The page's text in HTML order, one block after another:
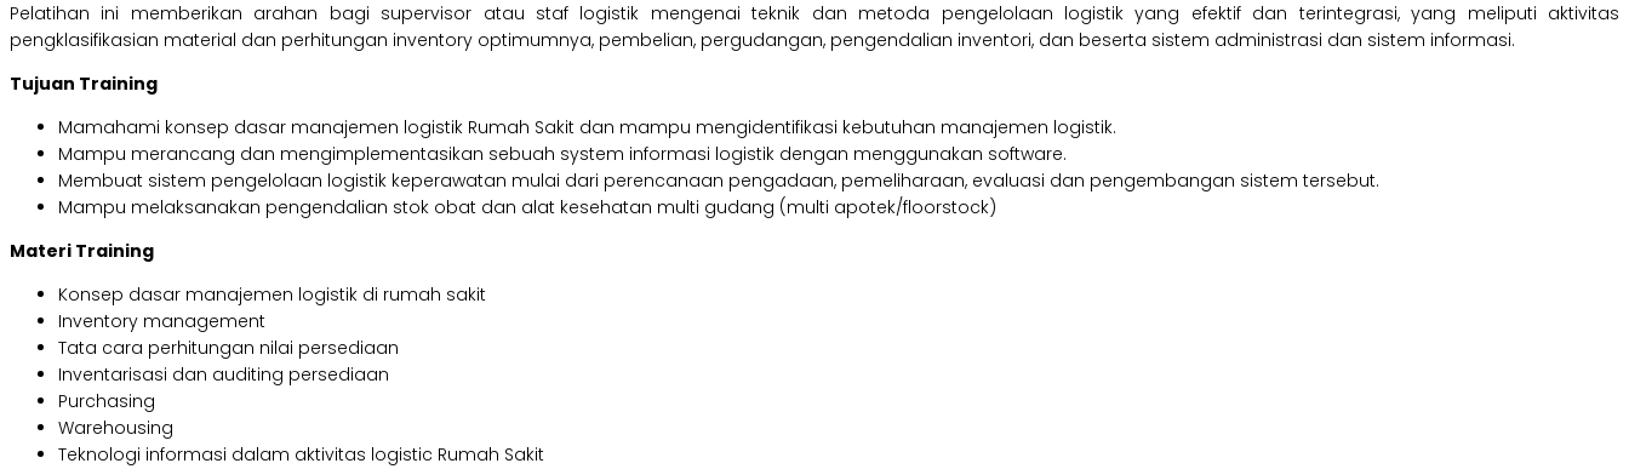
Pelatihan ini memberikan arahan bagi supervisor atau staf logistik mengenai teknik dan metoda pengelolaan logistik yang efektif dan terintegrasi, yang meliputi aktivitas
pengklasifikasian material dan perhitungan inventory optimumnya, pembelian, pergudangan, pengendalian inventori, dan beserta sistem administrasi dan sistem informasi.
Tujuan Training
Mamahami konsep dasar manajemen logistik Rumah Sakit dan mampu mengidentifikasi kebutuhan manajemen logistik.
Mampu merancang dan mengimplementasikan sebuah system informasi logistik dengan menggunakan software.
Membuat sistem pengelolaan logistik keperawatan mulai dari perencanaan pengadaan, pemeliharaan, evaluasi dan pengembangan sistem tersebut.
Mampu melaksanakan pengendalian stok obat dan alat kesehatan multi gudang (multi apotek/floorstock)
Materi Training
Konsep dasar manajemen logistik di rumah sakit
Inventory management
Tata cara perhitungan nilai persediaan
Inventarisasi dan auditing persediaan
Purchasing
Warehousing
Teknologi informasi dalam aktivitas logistic Rumah Sakit